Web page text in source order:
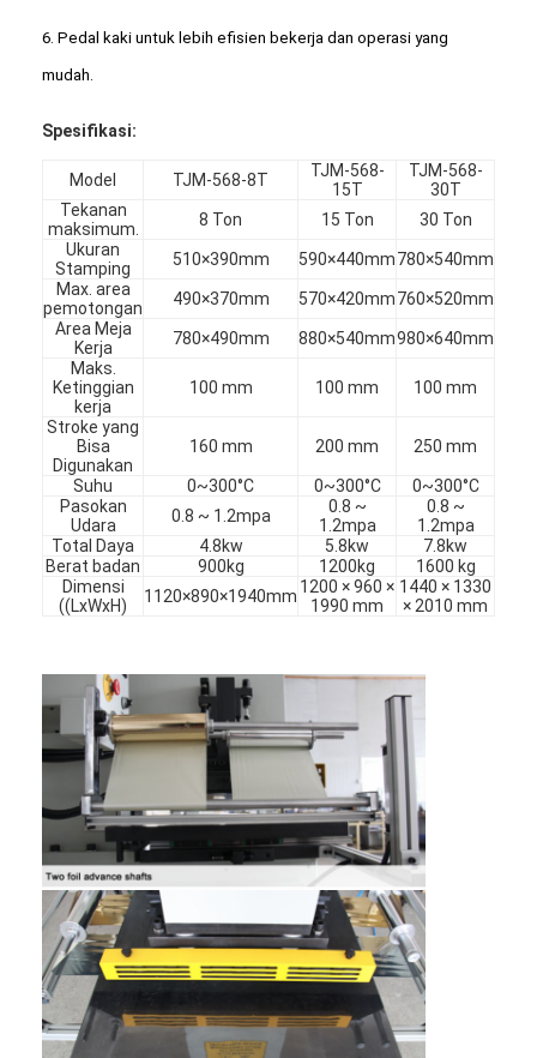
Rumah
Produk
Video
Tentang kami
Tur Pabrik
Hubungi kami
Berita
Kasus
Laser cutting mesin
Memotong baja aturan
Die Cutting Consumables
6. Pedal kaki untuk lebih efisien bekerja dan operasi yang
mudah.
Spesifikasi:
Model TJM-568-8T
TJM-568-
15T
TJM-568-
30T
Tekanan
maksimum.
8 Ton 15 Ton
30 Ton
Ukuran
Stamping
510×390mm 590×440mm780×540mm
Max. area
pemotongan
490×370mm 570×420mm760×520mm
Area Meja
Kerja
780×490mm 880×540mm980×640mm
Maks.
Ketinggian
kerja
100 mm 100 mm 100 mm
Stroke yang
Bisa
Digunakan
160 mm 200 mm 250 mm
Suhu 0~300°C 0~300°C
0~300°C
Pasokan
Udara
0.8 ~ 1.2mpa
0.8 ~
1.2mpa
0.8 ~
1.2mpa
Total Daya
4.8kw 5.8kw
7.8kw
Berat badan
900kg 1200kg
1600 kg
Dimensi
((LxWxH)
1120×890×1940mm 1200 × 960 ×
1990 mm
1440 × 1330
× 2010 mm